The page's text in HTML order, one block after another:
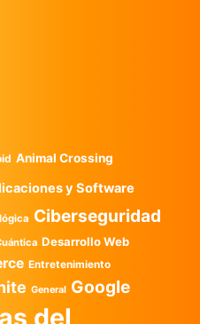
Animal Crossing
y Software
Ciberseguridad
Desarrollo Web
Entretenimiento
General Google
del